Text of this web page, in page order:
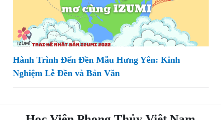
Hành Trình Đến Đền Mẫu Hưng Yên: Kinh
Nghiệm Lễ Đền và Bản Văn